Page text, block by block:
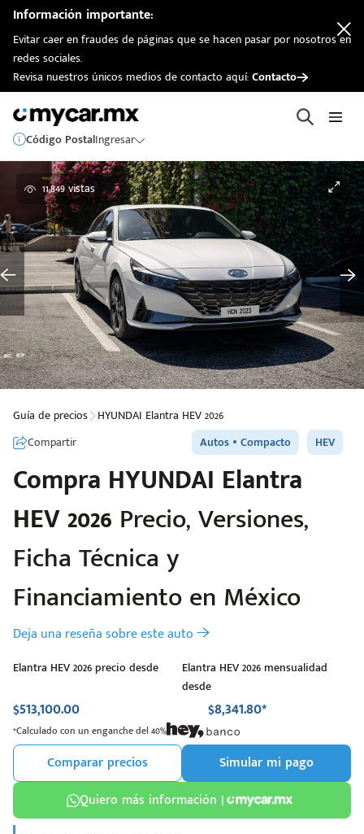
Información importante:
Evitar caer en fraudes de páginas que se hacen pasar por nosotros en
redes sociales.
Revisa nuestros únicos medios de contacto aquí:Contacto
Código PostalIngresar
11,849 vistas
Guía de precios HYUNDAI Elantra HEV 2026
Compartir
Autos Compacto HEV
Compra HYUNDAI Elantra
HEV 2026 Precio, Versiones,
Ficha Técnica y
Financiamiento en México
Deja una reseña sobre este auto
Elantra HEV 2026 precio desde
$513,100.00
Elantra HEV 2026 mensualidad
desde
$8,341.80*
*Calculado con un enganche del 40%
Comparar precios
Simular mi pago
Quiero más información |